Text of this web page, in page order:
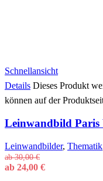
Schnellansicht
Details Dieses Produkt
können auf der
Leinwandbild Paris
Leinwandbilder, Thematik
ab30,00€
ab 24,00 €